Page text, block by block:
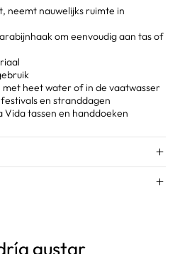
neemt nauwelijks ruimte in
om eenvoudig aan tas of
met heet water of in de vaatwasser
en stranddagen
tassen en handdoeken
gustar